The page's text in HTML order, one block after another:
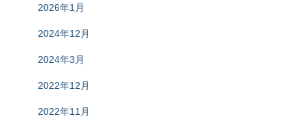
2026年1月
2024年12月
2024年3月
2022年12月
2022年11月